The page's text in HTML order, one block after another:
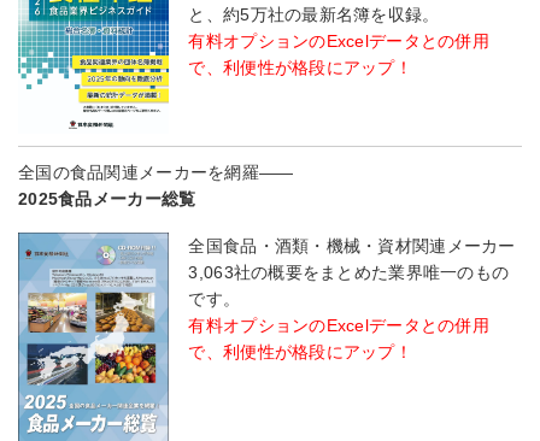
と、約5万社の最新名簿を収録。
有料オプションのExcelデータとの併用
で、利便性が格段にアップ！
全国の食品関連メーカーを網羅――
2025食品メーカー総覧
全国食品・酒類・機械・資材関連メーカー
3,063社の概要をまとめた業界唯一のもの
です。
有料オプションのExcelデータとの併用
で、利便性が格段にアップ！